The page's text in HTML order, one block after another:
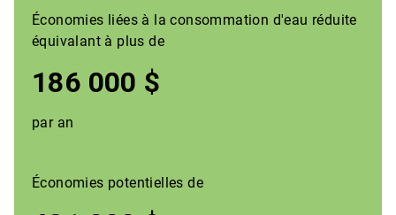
Économies liées à la consommation d'eau réduite
équivalant à plus de
186 000 $
par an
Économies potentielles de